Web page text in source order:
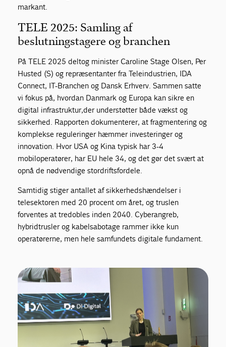
markant.
TELE 2025: Samling af
beslutningstagere og branchen
På TELE 2025 deltog minister Caroline Stage Olsen, Per
Husted (S) og repræsentanter fra Teleindustrien, IDA
Connect, IT-Branchen og Dansk Erhverv. Sammen satte
vi fokus på, hvordan Danmark og Europa kan sikre en
digital infrastruktur,der understøtter både vækst og
sikkerhed. Rapporten dokumenterer, at fragmentering og
komplekse reguleringer hæmmer investeringer og
innovation. Hvor USA og Kina typisk har 3-4
mobiloperatører, har EU hele 34, og det gør det svært at
opnå de nødvendige stordriftsfordele.
Samtidig stiger antallet af sikkerhedshændelser i
telesektoren med 20 procent om året, og truslen
forventes at tredobles inden 2040. Cyberangreb,
hybridtrusler og kabelsabotage rammer ikke kun
operatørerne, men hele samfundets digitale fundament.